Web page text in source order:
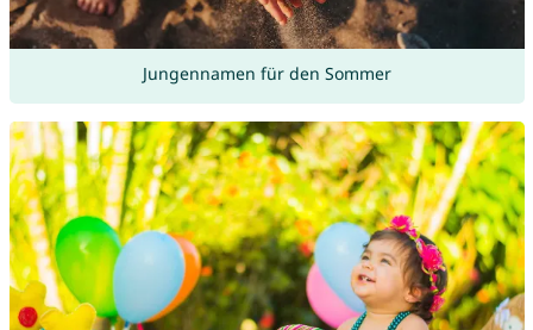
Jungennamen für den Sommer